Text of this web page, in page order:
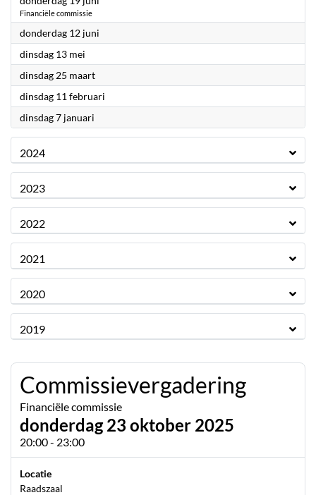
Financiële commissie
donderdag 12 juni
dinsdag 13 mei
dinsdag 25 maart2025
dinsdag 11 februari
dinsdag 7 januari
2024
2023
2022
2021
2020
2019
Commissievergadering
Financiële commissie
donderdag 23 oktober 2025
20:00 - 23:00
Locatie
Raadszaal